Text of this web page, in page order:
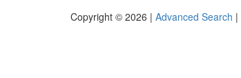
Copyright © 2026 | Advanced Search |